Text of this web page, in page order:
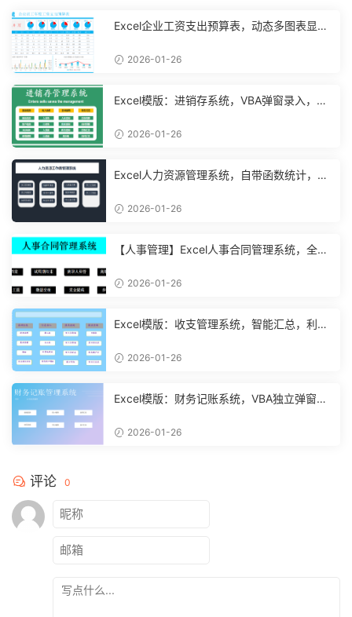
Excel企业工资支出预算表，动态多图表显
2026-01-26
Excel模版：进销存系统，VBA弹窗录入，智
2026-01-26
Excel人力资源管理系统，自带函数统计，功
2026-01-26
【人事管理】Excel人事合同管理系统，全函
2026-01-26
Excel模版：收支管理系统，智能汇总，利润
2026-01-26
Excel模版：财务记账系统，VBA独立弹窗，
2026-01-26
评论 0